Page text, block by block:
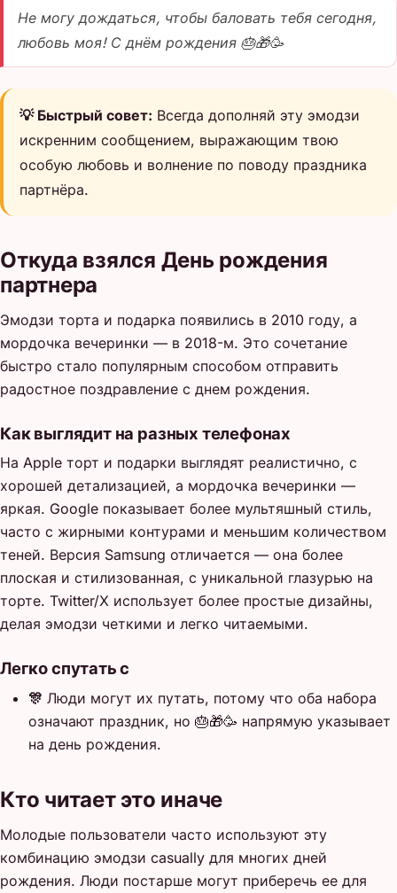
Не могу дождаться, чтобы баловать тебя сегодня,
любовь моя! С днём рождения 🎂🎁🥳
💡 Быстрый совет: Всегда дополняй эту эмодзи
искренним сообщением, выражающим твою
особую любовь и волнение по поводу праздника
партнёра.
Откуда взялся День рождения
партнера
Эмодзи торта и подарка появились в 2010 году, а
мордочка вечеринки — в 2018-м. Это сочетание
быстро стало популярным способом отправить
радостное поздравление с днем рождения.
Как выглядит на разных телефонах
На Apple торт и подарки выглядят реалистично, с
хорошей детализацией, а мордочка вечеринки —
яркая. Google показывает более мультяшный стиль,
часто с жирными контурами и меньшим количеством
теней. Версия Samsung отличается — она более
плоская и стилизованная, с уникальной глазурью на
торте. Twitter/X использует более простые дизайны,
делая эмодзи четкими и легко читаемыми.
Легко спутать с
🎊 Люди могут их путать, потому что оба набора
означают праздник, но 🎂🎁🥳 напрямую указывает
на день рождения.
Кто читает это иначе
Молодые пользователи часто используют эту
комбинацию эмодзи casually для многих дней
рождения. Люди постарше могут приберечь ее для